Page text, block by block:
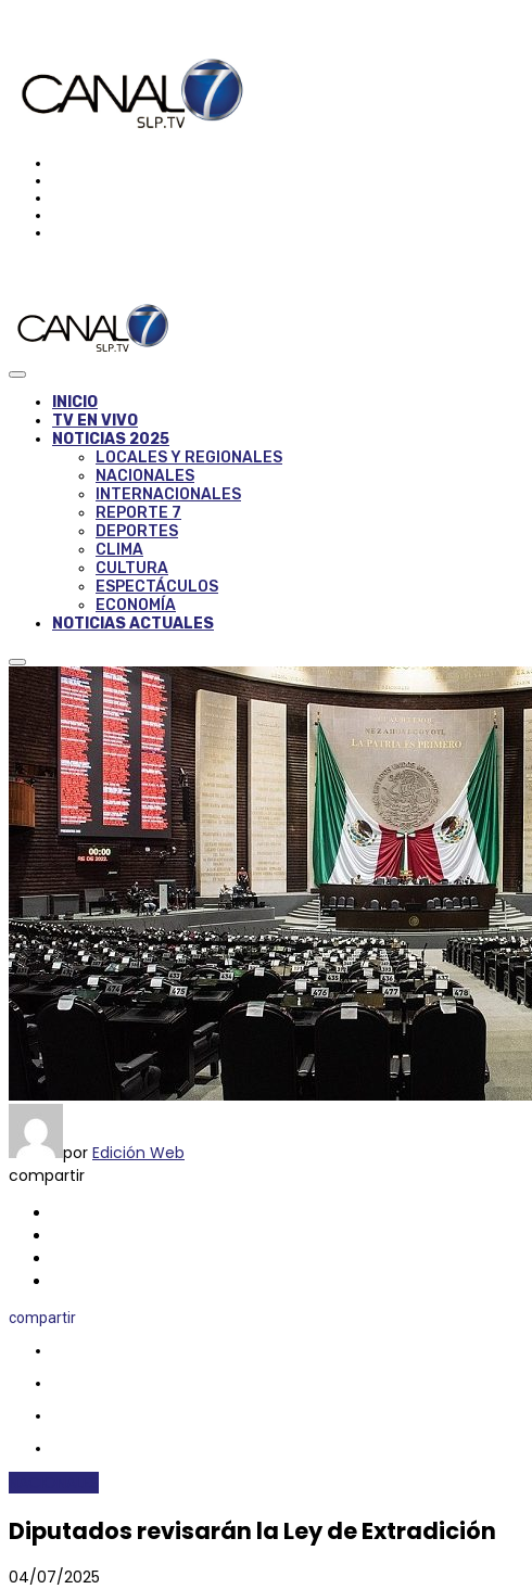
INICIO
TV EN VIVO
NOTICIAS 2025
LOCALES Y REGIONALES
NACIONALES
INTERNACIONALES
REPORTE 7
DEPORTES
CLIMA
CULTURA
ESPECTÁCULOS
ECONOMÍA
NOTICIAS ACTUALES
por Edición Web
compartir
compartir
Diputados revisarán la Ley de Extradición
04/07/2025